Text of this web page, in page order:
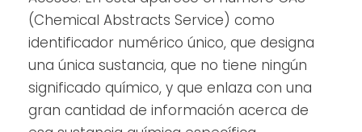
(Chemical Abstracts Service) como
identificador numérico único, que designa
una única sustancia, que no tiene ningún
significado químico, y que enlaza con una
gran cantidad de información acerca de